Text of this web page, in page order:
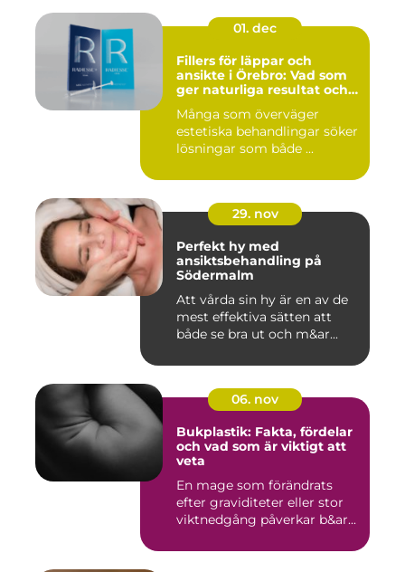
01. dec
Fillers för läppar och
ansikte i Örebro: Vad som
ger naturliga resultat och
Många som överväger
estetiska behandlingar söker
lösningar som både ...
29. nov
Perfekt hy med
ansiktsbehandling på
Södermalm
Att vårda sin hy är en av de
mest effektiva sätten att
både se bra ut och m&ar...
06. nov
Bukplastik: Fakta, fördelar
och vad som är viktigt att
veta
En mage som förändrats
efter graviditeter eller stor
viktnedgång påverkar b&ar...